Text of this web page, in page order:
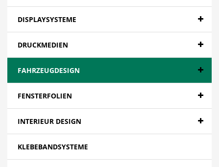
DISPLAYSYSTEME
DRUCKMEDIEN
FAHRZEUGDESIGN
FENSTERFOLIEN
INTERIEUR DESIGN
KLEBEBANDSYSTEME